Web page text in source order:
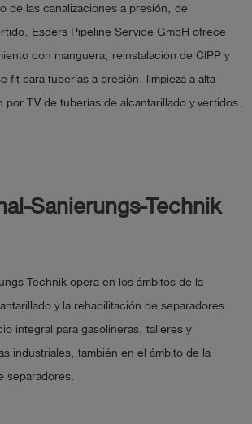
de las canalizaciones a presión, de
Esders Pipeline Service GmbH ofrece
con manguera, reinstalación de CIPP y
fit para tuberías a presión, limpieza a alta
por TV de tuberías de alcantarillado y vertidos.
Sanierungs-Technik
Technik opera en los ámbitos de la
y la rehabilitación de separadores.
integral para gasolineras, talleres y
industriales, también en el ámbito de la
separadores.